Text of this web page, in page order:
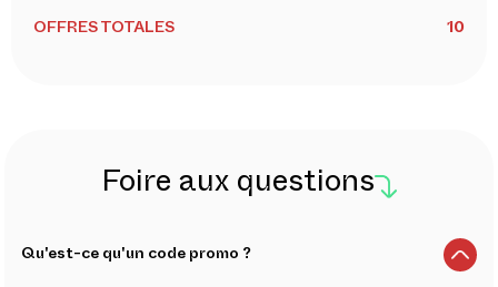
OFFRES TOTALES 10
Foire aux questions
Qu'est-ce qu'un code promo ?